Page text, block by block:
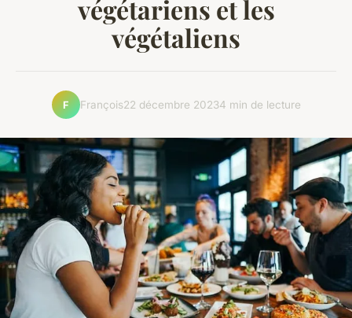
végétariens et les
végétaliens
F François22 décembre 20234 min de lecture